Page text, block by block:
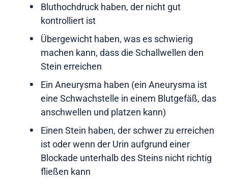
Bluthochdruck haben, der nicht gut
kontrolliert ist
Übergewicht haben, was es schwierig
machen kann, dass die Schallwellen den
Stein erreichen
Ein Aneurysma haben (ein Aneurysma ist
eine Schwachstelle in einem Blutgefäß, das
anschwellen und platzen kann)
Einen Stein haben, der schwer zu erreichen
ist oder wenn der Urin aufgrund einer
Blockade unterhalb des Steins nicht richtig
fließen kann